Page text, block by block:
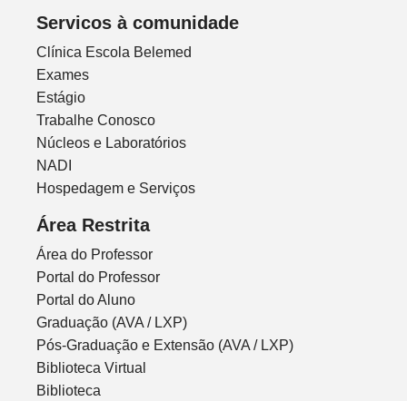
Servicos à comunidade
Clínica Escola Belemed
Exames
Estágio
Trabalhe Conosco
Núcleos e Laboratórios
NADI
Hospedagem e Serviços
Área Restrita
Área do Professor
Portal do Professor
Portal do Aluno
Graduação (AVA / LXP)
Pós-Graduação e Extensão (AVA / LXP)
Biblioteca Virtual
Biblioteca